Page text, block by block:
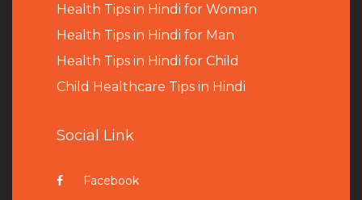
Health Tips in Hindi for Woman
Health Tips in Hindi for Man
Health Tips in Hindi for Child
Child Healthcare Tips in Hindi
Social Link
Facebook